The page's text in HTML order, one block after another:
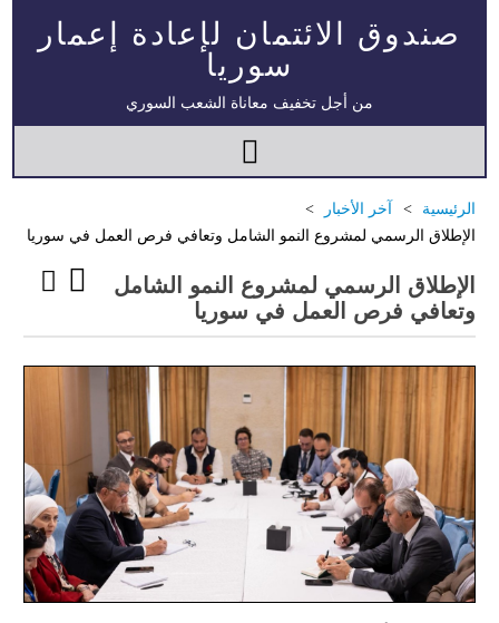
صندوق الائتمان لإعادة إعمار
سوريا
من أجل تخفيف معاناة الشعب السوري
الرئيسية
آخر الأخبار
الإطلاق الرسمي لمشروع النمو الشامل وتعافي فرص العمل في سوريا
الإطلاق الرسمي لمشروع النمو الشامل
وتعافي فرص العمل في سوريا